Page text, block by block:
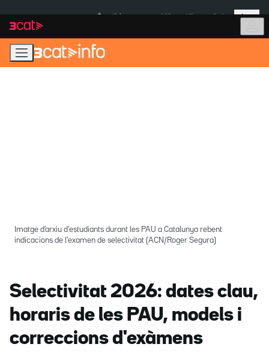
navegació
principal
contingut
Més
Imatge d'arxiu d'estudiants durant les PAU a Catalunya rebent
indicacions de l'examen de selectivitat (ACN/Roger Segura)
Selectivitat 2026: dates clau,
horaris de les PAU, models i
correccions d'exàmens